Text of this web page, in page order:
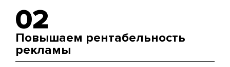
02
Повышаем рентабельность
рекламы